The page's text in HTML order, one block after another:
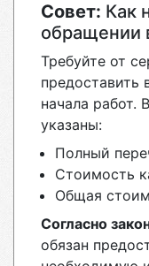
Совет: Как
обращении
Требуйте от
предоставить
начала работ.
указаны:
Полный
Стоимость
Общая
Согласно
обязан